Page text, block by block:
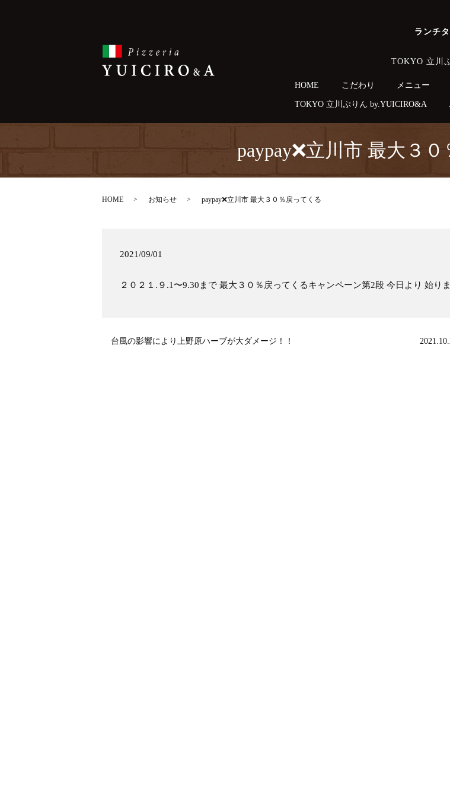
ランチ
TOKYO 立川
HOME こだわり メニュー
TOKYO 立川ぷりん by.YUICIRO&A
paypay❌立川市 最大３
HOME お知らせ paypay❌立川市 最大３０％戻ってくる
2021/09/01
２０２１.９.1〜9.30まで 最大３０％戻ってくるキャンペーン第2段 今日より 始りま
台風の影響により上野原ハーブが大ダメージ！！